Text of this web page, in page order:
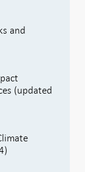
and
(updated